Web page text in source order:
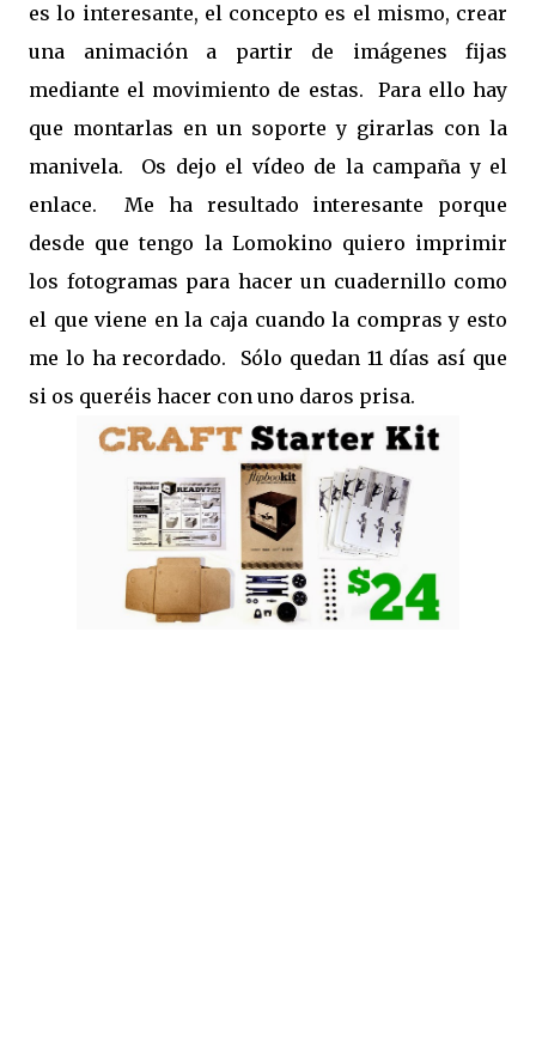
es lo interesante, el concepto es el mismo, crear
una animación a partir de imágenes fijas
mediante el movimiento de estas. Para ello hay
que montarlas en un soporte y girarlas con la
manivela. Os dejo el vídeo de la campaña y el
enlace. Me ha resultado interesante porque
desde que tengo la Lomokino quiero imprimir
los fotogramas para hacer un cuadernillo como
el que viene en la caja cuando la compras y esto
me lo ha recordado. Sólo quedan 11 días así que
si os queréis hacer con uno daros prisa.